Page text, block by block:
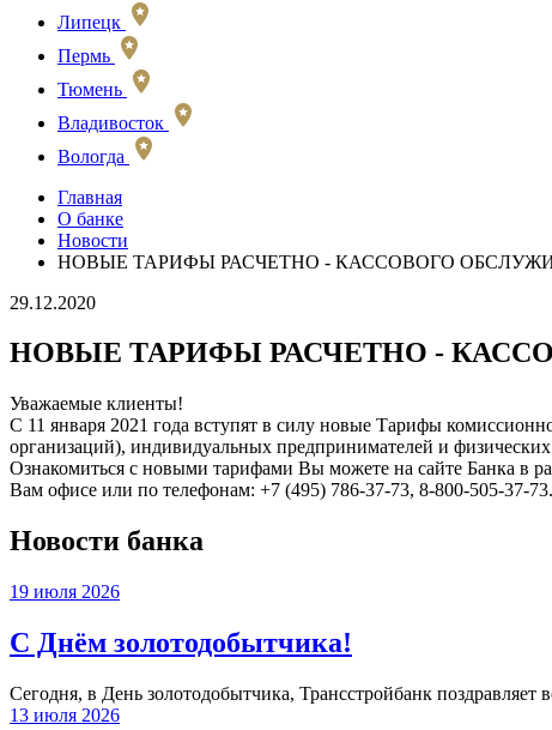
Липецк
Пермь
Тюмень
Владивосток
Вологда
Главная
О банке
Новости
НОВЫЕ ТАРИФЫ РАСЧЕТНО - КАССОВОГО
29.12.2020
НОВЫЕ ТАРИФЫ РАСЧЕТНО -
Уважаемые клиенты!
С 11 января 2021 года вступят в силу новые Тарифы
организаций), индивидуальных предпринимателей и
Ознакомиться с новыми тарифами Вы можете на сайте Банка в
Вам офисе или по телефонам: +7 (495) 786-37-73, 8-800-505-37-73.
Новости банка
19 июля 2026
С Днём золотодобытчика!
Сегодня, в День золотодобытчика, Трансстройбанк
13 июля 2026